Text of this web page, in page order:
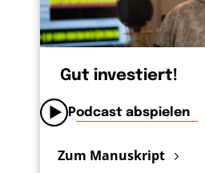
Gut investiert!
Podcast abspielen
Zum Manuskript